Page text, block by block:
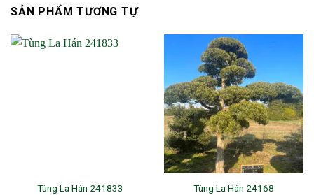
SẢN PHẨM TƯƠNG TỰ
Tùng La Hán 241833 Tùng La Hán 24168